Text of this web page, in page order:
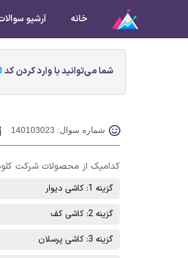
خانه آرشیو
شما می‌توانید با وارد کردن کد
شماره سوال: 140103023
کدامیک از محصولات شرکت
گزینه 1: کاشی ديوار
گزینه 2: کاشی کف
گزینه 3: کاشی پرسلان